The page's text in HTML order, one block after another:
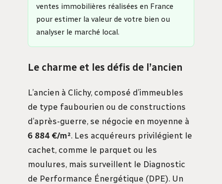
ventes immobilières réalisées en France
pour estimer la valeur de votre bien ou
analyser le marché local.
Le charme et les défis de l’ancien
L’ancien à Clichy, composé d’immeubles
de type faubourien ou de constructions
d’après-guerre, se négocie en moyenne à
6 884 €/m². Les acquéreurs privilégient le
cachet, comme le parquet ou les
moulures, mais surveillent le Diagnostic
de Performance Énergétique (DPE). Un